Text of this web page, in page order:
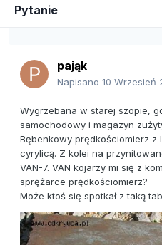
Pytanie
pająk
Napisano 10 Wrzesień
Wygrzebana w starej szopie,
samochodowy i magazyn
Bębenkowy prędkościomierz z
cyrylicą. Z kolei na
VAN-7. VAN kojarzy mi się z
sprężarce prędkościomierz?
Może ktoś się spotkał z taką